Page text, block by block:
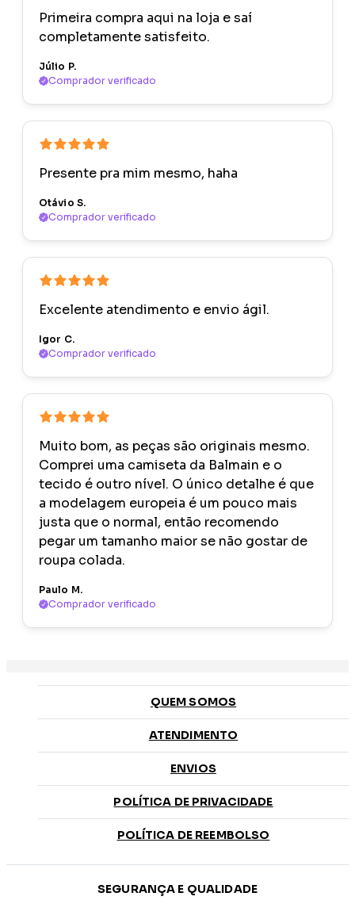
Primeira compra aqui na loja e saí
completamente satisfeito.
Júlio P.
Comprador verificado
Presente pra mim mesmo, haha
Otávio S.
Comprador verificado
Excelente atendimento e envio ágil.
Igor C.
Comprador verificado
Muito bom, as peças são originais mesmo.
Comprei uma camiseta da Balmain e o
tecido é outro nível. O único detalhe é que
a modelagem europeia é um pouco mais
justa que o normal, então recomendo
pegar um tamanho maior se não gostar de
roupa colada.
Paulo M.
Comprador verificado
QUEM SOMOS
ATENDIMENTO
ENVIOS
POLÍTICA DE PRIVACIDADE
POLÍTICA DE REEMBOLSO
SEGURANÇA E QUALIDADE